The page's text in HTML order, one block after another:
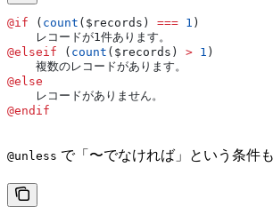
@if ( count ( $records ) === 1 )
    レコードが1件あります。
@elseif
( count ( $records ) > 1 )
    複数のレコードがあります。
@else
    レコードがありません。
@endif
@unless で「〜でなければ」という条件